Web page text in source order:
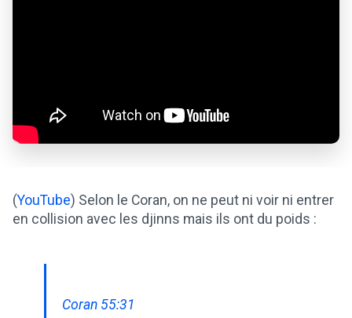
(YouTube) Selon le Coran, on ne peut ni voir ni entrer
en collision avec les djinns mais ils ont du poids :
Coran 55:31